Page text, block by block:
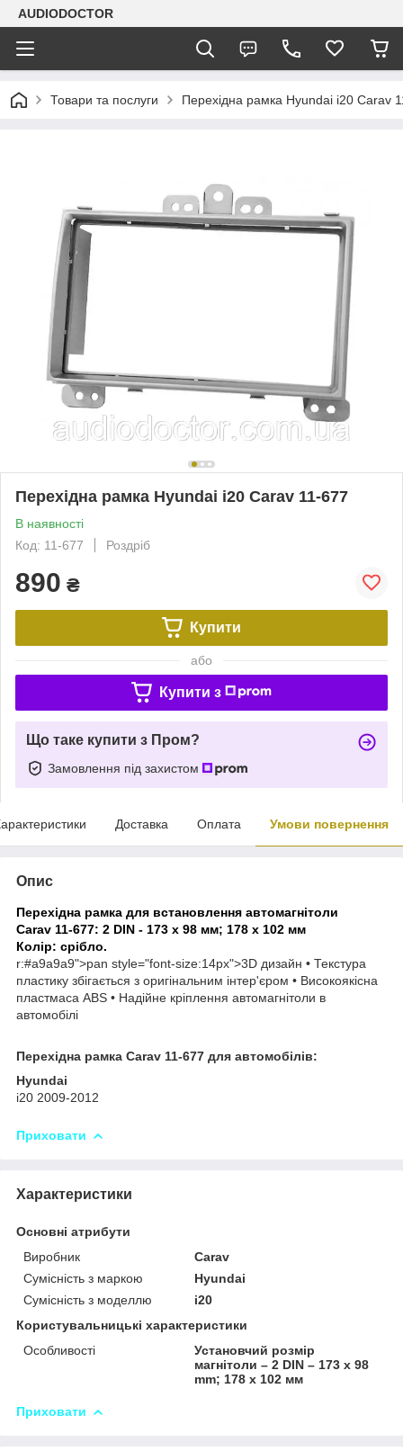
AUDIODOCTOR
Товари та послуги Перехідна рамка Hyundai i20 Carav
Перехідна рамка Hyundai i20 Carav 11-677
В наявності
Код: 11-677
Роздріб
890 ₴
Купити
або
Купити з
Що таке купити з Пром?
Замовлення під захистом
Доставка Оплата Умови повернення
Опис
Перехідна рамка для встановлення автомагнітоли
Carav 11-677: 2 DIN - 173 x 98 мм; 178 x 102 мм
Колір: срібло.
r:#a9a9a9">pan style="font-size:14px">3D дизайн • Текстура
пластику збігається з оригінальним інтер'єром • Високоякісна
пластмаса ABS • Надійне кріплення автомагнітоли в
автомобілі
Перехідна рамка Carav 11-677 для автомобілів:
Hyundai
i20 2009-2012
Приховати
Характеристики
Основні атрибути
Виробник
Carav
Сумісність з маркою
Hyundai
Сумісність з моделлю
i20
Користувальницькі характеристики
Особливості
Установчий розмір
магнітоли – 2 DIN – 173 x 98
mm; 178 x 102 мм
Приховати